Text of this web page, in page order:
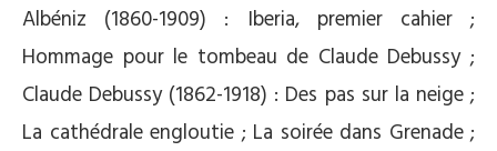
Albéniz (1860-1909) : Iberia, premier cahier ;
Hommage pour le tombeau de Claude Debussy ;
Claude Debussy (1862-1918) : Des pas sur la neige ;
La cathédrale engloutie ; La soirée dans Grenade ;